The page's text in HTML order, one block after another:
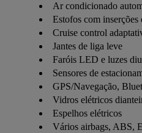
Ar condicionado
Estofos com inserções
Cruise control
Jantes de liga leve
Faróis LED e luzes
Sensores de
GPS/Navegação,
Vidros elétricos
Espelhos elétricos
Vários airbags, ABS,